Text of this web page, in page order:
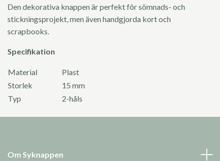
Den dekorativa knappen är perfekt för sömnads- och
stickningsprojekt, men även handgjorda kort och
scrapbooks.
Specifikation
Material
Plast
Storlek
15 mm
Typ
2-håls
Om Syknappen